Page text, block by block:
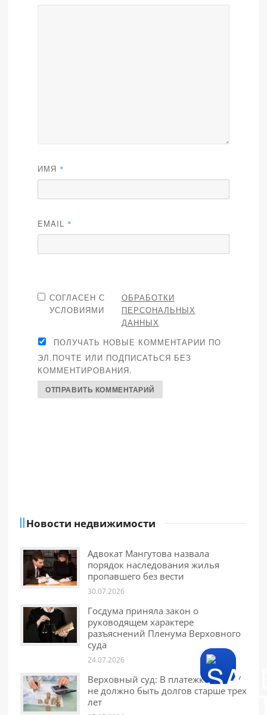
ИМЯ *
EMAIL *
СОГЛАСЕН С
УСЛОВИЯМИ
ОБРАБОТКИ
ПЕРСОНАЛЬНЫХ
ДАННЫХ
ПОЛУЧАТЬ НОВЫЕ КОММЕНТАРИИ ПО
ЭЛ.ПОЧТЕ ИЛИ ПОДПИСАТЬСЯ БЕЗ
КОММЕНТИРОВАНИЯ.
Новости недвижимости
Адвокат Мангутова назвала
порядок наследования жилья
пропавшего без вести
30.07.2026
Госдума приняла закон о
руководящем характере
разъяснений Пленума Верховного
суда
24.07.2026
Верховный суд: В платежке за ЖКУ
не должно быть долгов старше трех
лет